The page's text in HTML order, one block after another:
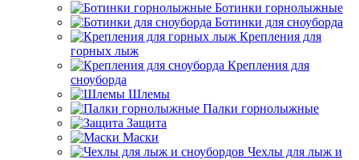
Ботинки горнолыжные
Ботинки для сноуборда
Крепления для
горных лыж
Крепления для
сноуборда
Шлемы
Палки горнолыжные
Защита
Маски
Чехлы для лыж и